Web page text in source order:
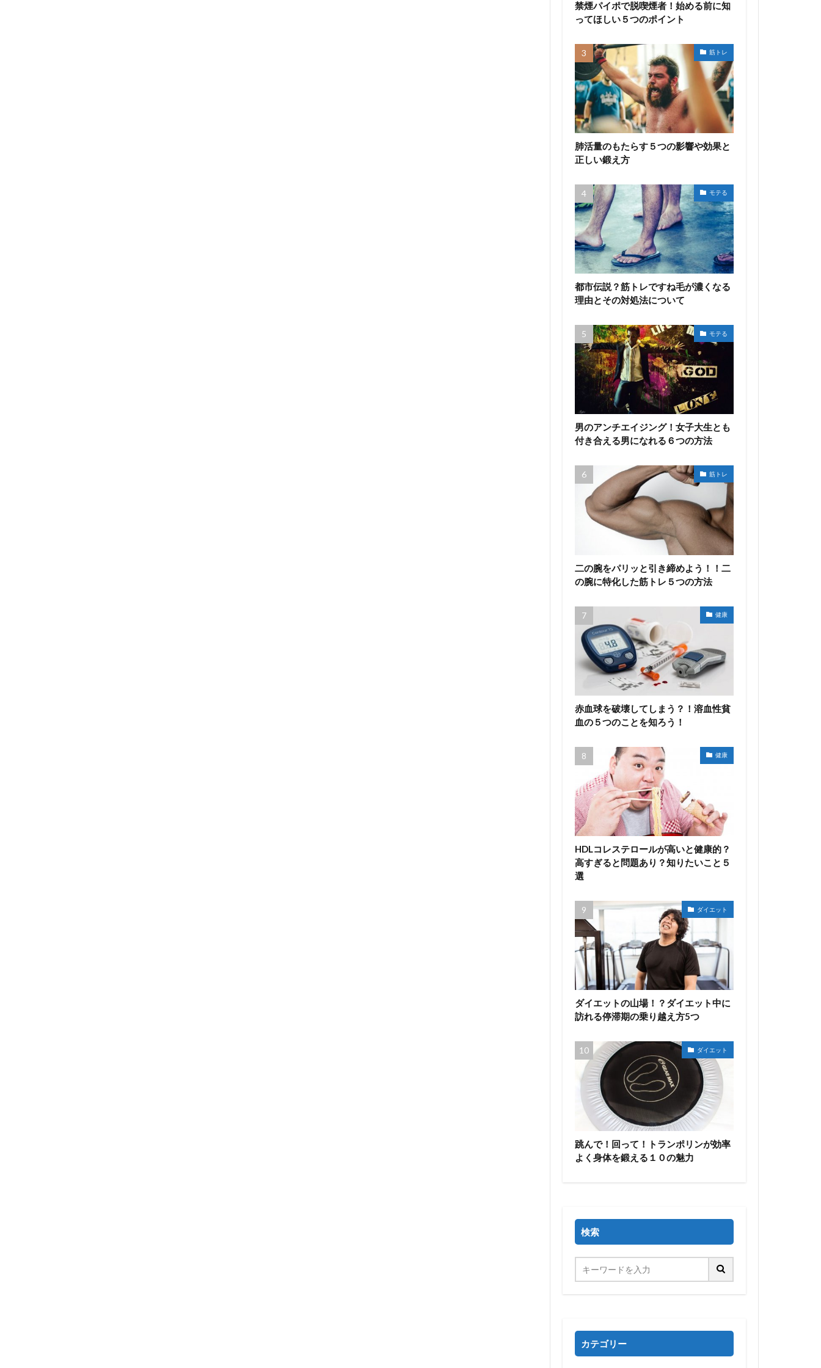
禁煙パイポで脱喫煙者！始める前に知
ってほしい５つのポイント
筋トレ
肺活量のもたらす５つの影響や効果と
正しい鍛え方
モテる
都市伝説？筋トレですね毛が濃くなる
理由とその対処法について
モテる
男のアンチエイジング！女子大生とも
付き合える男になれる６つの方法
筋トレ
二の腕をパリッと引き締めよう！！二
の腕に特化した筋トレ５つの方法
健康
赤血球を破壊してしまう？！溶血性貧
血の５つのことを知ろう！
健康
HDLコレステロールが高いと健康的？
高すぎると問題あり？知りたいこと５
選
ダイエット
ダイエットの山場！？ダイエット中に
訪れる停滞期の乗り越え方5つ
ダイエット
跳んで！回って！トランポリンが効率
よく身体を鍛える１０の魅力
検索
カテゴリー